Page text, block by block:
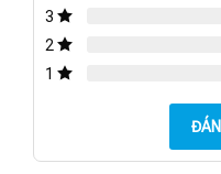
3
2
1